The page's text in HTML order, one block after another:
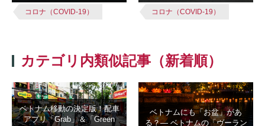
コロナ（COVID-19） コロナ（COVID-19）
カテゴリ内類似記事（新着順）
ベトナム移動の決定版！配車
アプリ「Grab」＆「Green
ベトナムにも「お盆」があ
る？― ベトナムの「ヴーラン